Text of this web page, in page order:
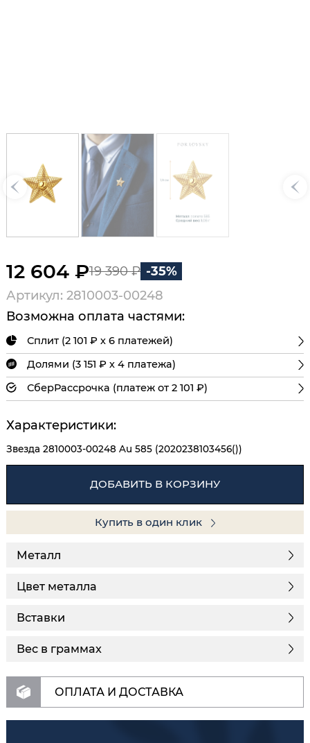
12 604 ₽19 390 ₽ -35%
Артикул: 2810003-00248
Возможна оплата частями:
Сплит (2 101 ₽ х 6 платежей)
Долями (3 151 ₽ х 4 платежа)
СберРассрочка (платеж от 2 101 ₽)
Характеристики:
Звезда 2810003-00248 Au 585 (2020238103456())
ДОБАВИТЬ В КОРЗИНУ
Купить в один клик
Металл
Цвет металла
Вставки
Вес в граммах
ОПЛАТА И ДОСТАВКА